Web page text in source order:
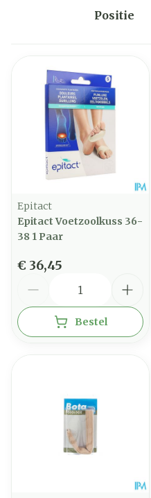
Sorteer op:
Epitact
Epitact Voetzoolkuss 36-
38 1 Paar
€ 36,45
Bestel